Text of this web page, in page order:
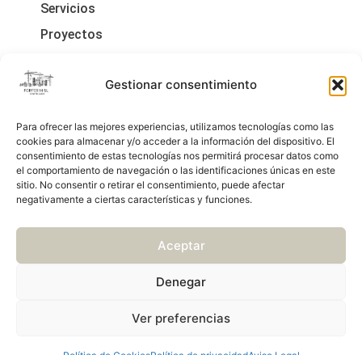
Gestionar consentimiento
Para ofrecer las mejores experiencias, utilizamos tecnologías como las
cookies para almacenar y/o acceder a la información del dispositivo. El
consentimiento de estas tecnologías nos permitirá procesar datos como
el comportamiento de navegación o las identificaciones únicas en este
sitio. No consentir o retirar el consentimiento, puede afectar
negativamente a ciertas características y funciones.
Aceptar
Denegar
Ver preferencias
Servicios
Proyectos
Legales
Aviso Legal
Política De Privacidad